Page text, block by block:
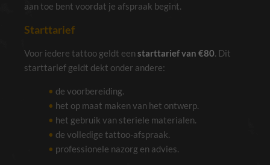
aan toe bent voordat je afspraak begint.
Starttarief
Voor iedere tattoo geldt een starttarief van €80. Dit
starttarief geldt dekt onder andere:
de voorbereiding.
het op maat maken van het ontwerp.
het gebruik van steriele materialen.
de volledige tattoo-afspraak.
professionele nazorg en advies.